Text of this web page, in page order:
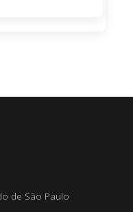
de São Paulo